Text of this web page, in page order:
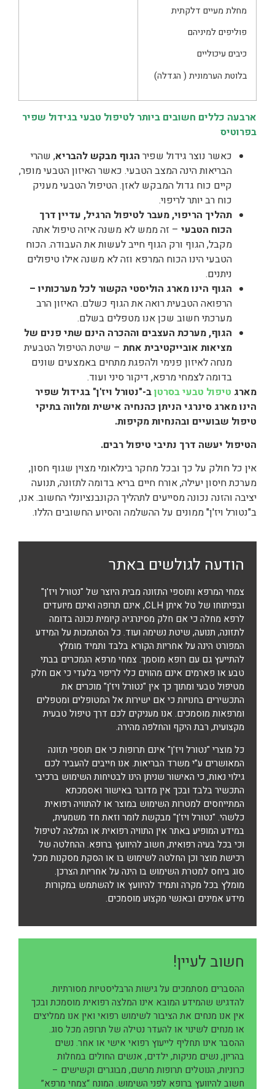
מחלת מעיים דלקתית
פוליפים למיניהם
כיבים עיכוליים
בלוטת הערמונית ( הגדלה)
ארבעה כללים חשובים ביותר לטיפול טבעי בגידול שפיר
בפרוטיס
כאשר נוצר גידול שפיר הגוף מבקש להבריא, שהרי
הבריאות הינה המצב הטבעי. כאשר האיזון הטבעי מופר,
קיים כוח גדול המבקש לאזן. הטיפול הטבעי מעניק
כוח רב יותר לריפוי.
תהליך הריפוי, מעבר לטיפול הרגיל, עדיין דרך
הכוח הטבעי – זה ממש לא משנה איזה טיפול אתה
מקבל, הגוף ורק הגוף חייב לעשות את העבודה. הכוח
הטבעי הינו הכוח המרפא וזה לא משנה אילו טיפולים
ניתנים.
הגוף הינו מארג הוליסטי הקשור לכל מערכותיו –
הרפואה הטבעית רואה את הגוף כשלם. האיזון הרב
מערכתי חשוב שכן אנו מטפלים בשלם.
הגוף, מערכת העצבים וההכרה הינם שתי פנים של
מציאות אובייקטיבית אחת – שיטת הטיפול הטבעית
מנחה לאיזון פנימי ולהפגת מתחים באמצעים שונים
בדומה לצמחי מרפא, דיקור סיני ועוד.
מארג טיפול טבעי בסרטןב-"נטורל ויז'ן" בגידול שפיר
הינו מארג סינרגי הניתן כהנחיה אישית ומלווה בתיקי
טיפול שבועיים ובהנחיות מקיפות.
הטיפול יעשה דרך נתיבי טיפול רבים.
אין כל חולק על כך ובכל מחקר בינלאומי מצוין שגוף חסון,
מערכת חיסון יעילה, אורח חיים בריא בדומה לתזונה, תנועה
יציבה והזנה נכונה מסייעים לתהליך הקונבנציונלי החשוב. אנו,
ב"נטורל ויז'ן" ממונים על ההשלמה והסיוע החשובים הללו.
הודעה לגולשים באתר
צמחי המרפא ותוספי התזונה מבית היוצר של "נטורל ויז'ן"
ובפיתוחו של טל איתן CLH, אינם תרופה ואינם מיועדים
לרפא מחלה כי אם חלק מסינרגיה קיומית נכונה בדומה
לתזונה, תנועה, שיטת נשימה ועוד. כל הסתמכות על המידע
המפורט הינה על אחריות הקורא בלבד ותמיד מומלץ
להתייעץ גם עם רופא מוסמך. צמחי מרפא הנמכרים בבתי
טבע או פארמים אינם מהווים כלי לריפוי בלעדי כי אם חלק
מטיפול טבעי ומתוך כך אין "נטורל ויז'ן" מוכרים את
התכשירים בחנויות כי אם ישירות אל המטופלים ומטפלים
ומרפאות מוסמכים. אנו מעניקים לכם דרך טיפול טבעית
מקצועית, רבת היקף והחלפה מהירה.
כל מוצרי "נטורל ויז'ן" אינם תרופות כי אם תוספי תזונה
המאושרים ע”י משרד הבריאות. אנו חייבים להעביר לכם
גילוי נאות, כי האישור שניתן הינו לבטיחות השימוש ברכיבי
התכשיר בלבד ובכך אין מדובר באישור ואסמכתא
המתייחסים למטרות השימוש במוצר או להתוויה רפואית
כלשהי. "נטורל ויז'ן" מבקשת לומר וזאת חד משמעית,
במידע המופיע באתר אין התוויה רפואית או המלצה לטיפול
וכי בכל בעיה רפואית, חשוב להיוועץ ברופא. ההחלטה של
רכישת מוצר וכן החלטה לשימוש בו או הסקת מסקנות מכל
סוג ביחס למטרת השימוש בו הינה על אחריות הצרכן.
מומלץ בכל מקרה ותמיד להיוועץ או להשתמש במקורות
מידע אמינים ובאנשי מקצוע מוסמכים.
חשוב לעיין!
ההסברים מסתמכים על גישות הרבליסטיות מסורתיות.
להדגיש שהמידע המובא אינו המלצה רפואית מוסמכת ובכך
אין אנו מנחים את הציבור לשימוש רפואי ואין אנו ממליצים
או מנחים לשינוי או להעדר נטילה של תרופה מכל סוג.
ההסבר אינו תחליף לייעוץ רפואי אישי או אחר. נשים
בהריון, נשים מניקות, ילדים, אנשים החולים במחלות
כרוניות, הנוטלים תרופות מרשם, מבוגרים וקשישים –
חשוב להיוועץ ברופא לפני השימוש. המונח “צמחי מרפא”